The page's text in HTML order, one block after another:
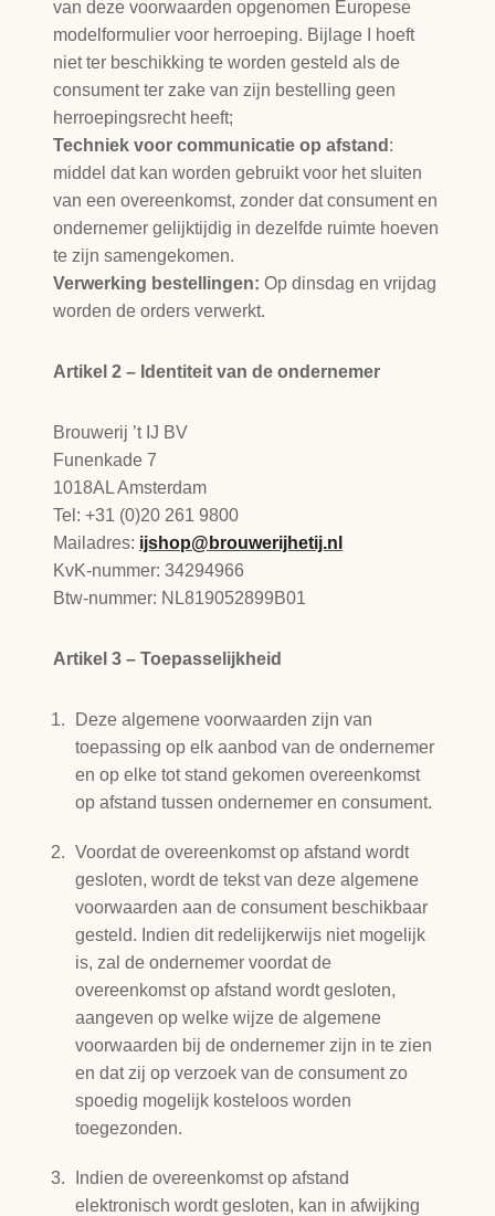
van deze voorwaarden opgenomen Europese
modelformulier voor herroeping. Bijlage I hoeft
niet ter beschikking te worden gesteld als de
consument ter zake van zijn bestelling geen
herroepingsrecht heeft;
Techniek voor communicatie op afstand :
middel dat kan worden gebruikt voor het sluiten
van een overeenkomst, zonder dat consument en
ondernemer gelijktijdig in dezelfde ruimte hoeven
te zijn samengekomen.
Verwerking bestellingen: Op dinsdag en vrijdag
worden de orders verwerkt.
Artikel 2 – Identiteit van de ondernemer
Brouwerij ’t IJ BV
Funenkade 7
1018AL Amsterdam
Tel: +31 (0)20 261 9800
Mailadres: ijshop@brouwerijhetij.nl
KvK-nummer: 34294966
Btw-nummer: NL819052899B01
Artikel 3 – Toepasselijkheid
Deze algemene voorwaarden zijn van
toepassing op elk aanbod van de ondernemer
en op elke tot stand gekomen overeenkomst
op afstand tussen ondernemer en consument.
Voordat de overeenkomst op afstand wordt
gesloten, wordt de tekst van deze algemene
voorwaarden aan de consument beschikbaar
gesteld. Indien dit redelijkerwijs niet mogelijk
is, zal de ondernemer voordat de
overeenkomst op afstand wordt gesloten,
aangeven op welke wijze de algemene
voorwaarden bij de ondernemer zijn in te zien
en dat zij op verzoek van de consument zo
spoedig mogelijk kosteloos worden
toegezonden.
Indien de overeenkomst op afstand
elektronisch wordt gesloten, kan in afwijking